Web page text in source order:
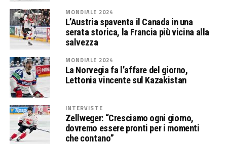
MONDIALE 2024
L’Austria spaventa il Canada in una
serata storica, la Francia più vicina alla
salvezza
MONDIALE 2024
La Norvegia fa l’affare del giorno,
Lettonia vincente sul Kazakistan
INTERVISTE
Zellweger: “Cresciamo ogni giorno,
dovremo essere pronti per i momenti
che contano”